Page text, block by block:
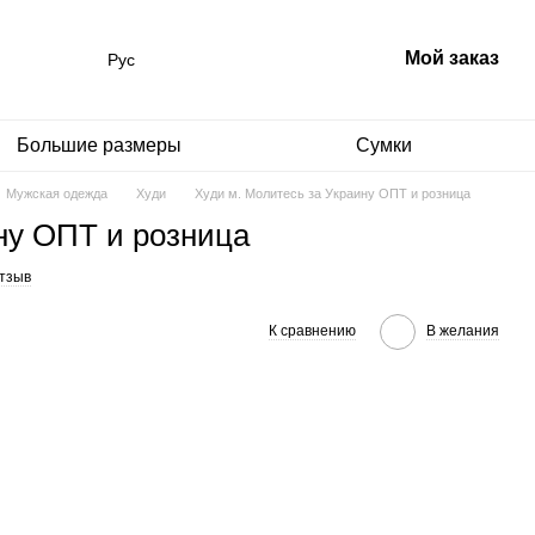
Рус Мой заказ
Большие размеры Сумки
Мужская одежда Худи Худи м. Молитесь за Украину ОПТ и розница
ОПТ и розница
К сравнению В желания